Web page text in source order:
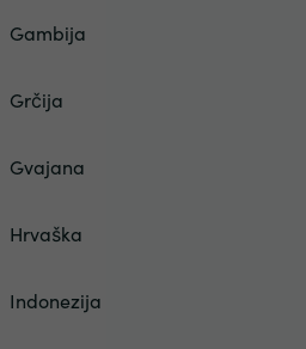
Gambija
Grčija
Gvajana
Hrvaška
Indonezija